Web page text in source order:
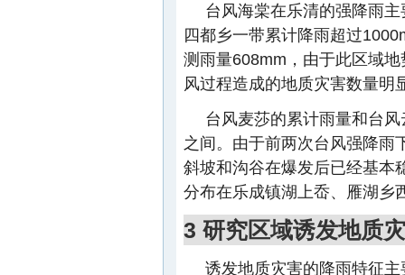
台风海棠在乐清的强降雨
四都乡一带累计降雨超过
测雨量608mm，由于此区域
风过程造成的地质灾害数量明
台风麦莎的累计雨量和台
之间。由于前两次台风强降雨
斜坡和沟谷在爆发后已经基本
分布在乐成镇湖上岙、雁湖乡
3 研究区域诱发地质
诱发地质灾害的降雨特征